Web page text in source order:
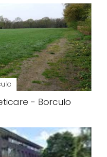
- Borculo